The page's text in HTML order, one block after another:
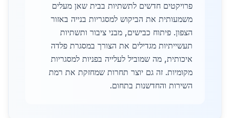
פרויקטים חדשים לתשתיות בבית שאן מעלים
משמעותית את הביקוש למסגריות בנייה באזור
הצפון. פיתוח כבישים, מבני ציבור ותשתיות
תעשייתיות מגדילים את הצורך במסגרת פלדה
איכותית, מה שמוביל לעלייה בפניות למסגריות
מקומיות. זה גם יוצר תחרות שמחזקת את רמת
השירות והחדשנות בתחום.